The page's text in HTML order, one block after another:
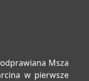
Msza
w pierwsze